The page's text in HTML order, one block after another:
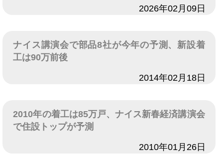
2026年02月09日
ナイス講演会で部品8社が今年の予測、新設着
工は90万前後
2014年02月18日
2010年の着工は85万戸、ナイス新春経済講演会
で住設トップが予測
2010年01月26日